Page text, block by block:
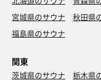
宮城県のサウナ
秋田県
福島県のサウナ
関東
茨城県のサウナ 栃木県